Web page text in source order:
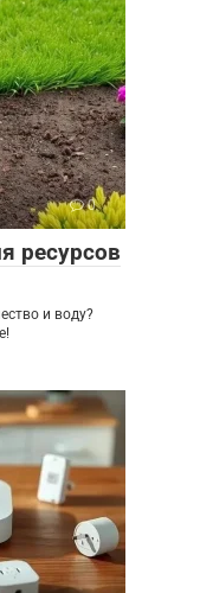
0
ресурсов
и воду?